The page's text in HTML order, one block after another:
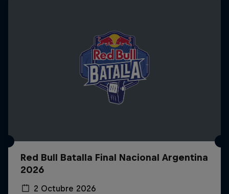
Red Bull Batalla Final Nacional Argentina
2026
2 Octubre 2026